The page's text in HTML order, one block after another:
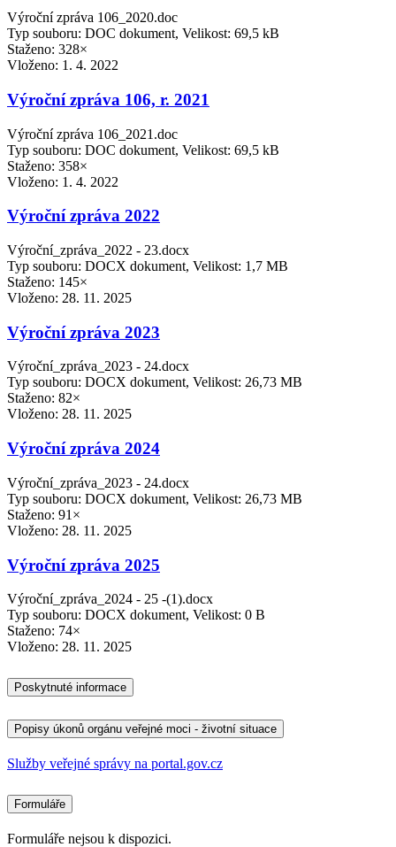
Výroční zpráva 106_2020.doc
Typ souboru: DOC dokument, Velikost: 69,5 kB
Staženo: 328×
Vloženo: 1. 4. 2022
Výroční zpráva 106, r. 2021
Výroční zpráva 106_2021.doc
Typ souboru: DOC dokument, Velikost: 69,5 kB
Staženo: 358×
Vloženo: 1. 4. 2022
Výroční zpráva 2022
Výroční_zpráva_2022 - 23.docx
Typ souboru: DOCX dokument, Velikost: 1,7 MB
Staženo: 145×
Vloženo: 28. 11. 2025
Výroční zpráva 2023
Výroční_zpráva_2023 - 24.docx
Typ souboru: DOCX dokument, Velikost: 26,73 MB
Staženo: 82×
Vloženo: 28. 11. 2025
Výroční zpráva 2024
Výroční_zpráva_2023 - 24.docx
Typ souboru: DOCX dokument, Velikost: 26,73 MB
Staženo: 91×
Vloženo: 28. 11. 2025
Výroční zpráva 2025
Výroční_zpráva_2024 - 25 -(1).docx
Typ souboru: DOCX dokument, Velikost: 0 B
Staženo: 74×
Vloženo: 28. 11. 2025
Poskytnuté informace
Popisy úkonů orgánu veřejné moci - životní situace
Služby veřejné správy na portal.gov.cz
Formuláře
Formuláře nejsou k dispozici.